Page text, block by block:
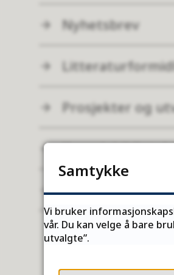
Nyhetsbrev
Prosjekter og
Kvensk
Samisk
Samtykke
Vi bruker
vår. Du kan velge å bare
utvalgte”.